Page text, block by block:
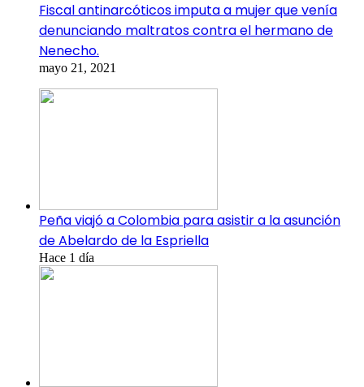
Fiscal antinarcóticos imputa a mujer que venía
denunciando maltratos contra el hermano de
Nenecho.
mayo 21, 2021
Peña viajó a Colombia para asistir a la asunción
de Abelardo de la Espriella
Hace 1 día